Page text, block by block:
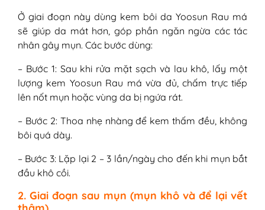
Ở giai đoạn này dùng kem bôi da Yoosun Rau má
sẽ giúp da mát hơn, góp phần ngăn ngừa các tác
nhân gây mụn. Các bước dùng:
– Bước 1: Sau khi rửa mặt sạch và lau khô, lấy một
lượng kem Yoosun Rau má vừa đủ, chấm trực tiếp
lên nốt mụn hoặc vùng da bị ngứa rát.
– Bước 2: Thoa nhẹ nhàng để kem thấm đều, không
bôi quá dày.
– Bước 3: Lặp lại 2 – 3 lần/ngày cho đến khi mụn bắt
đầu khô cồi.
2. Giai đoạn sau mụn (mụn khô và để lại vết